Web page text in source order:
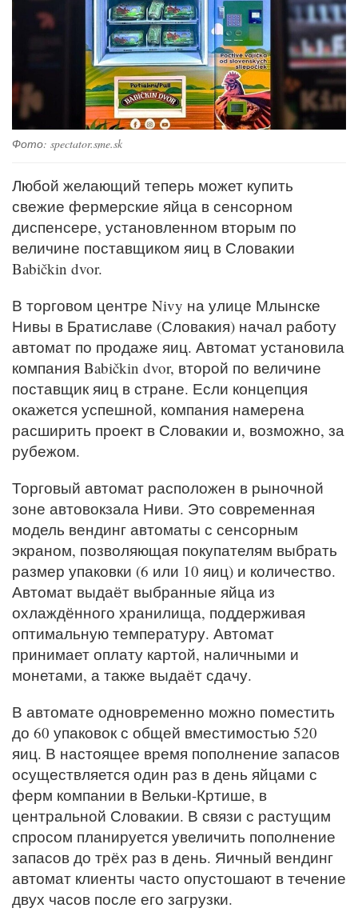
Фото: spectator.sme.sk
Любой желающий теперь может купить
свежие фермерские яйца в сенсорном
диспенсере, установленном вторым по
величине поставщиком яиц в Словакии
Babičkin dvor.
В торговом центре Nivy на улице Млынске
Нивы в Братиславе (Словакия) начал работу
автомат по продаже яиц. Автомат установила
компания Babičkin dvor, второй по величине
поставщик яиц в стране. Если концепция
окажется успешной, компания намерена
расширить проект в Словакии и, возможно, за
рубежом.
Торговый автомат расположен в рыночной
зоне автовокзала Ниви. Это современная
модель вендинг автоматы с сенсорным
экраном, позволяющая покупателям выбрать
размер упаковки (6 или 10 яиц) и количество.
Автомат выдаёт выбранные яйца из
охлаждённого хранилища, поддерживая
оптимальную температуру. Автомат
принимает оплату картой, наличными и
монетами, а также выдаёт сдачу.
В автомате одновременно можно поместить
до 60 упаковок с общей вместимостью 520
яиц. В настоящее время пополнение запасов
осуществляется один раз в день яйцами с
ферм компании в Вельки-Кртише, в
центральной Словакии. В связи с растущим
спросом планируется увеличить пополнение
запасов до трёх раз в день. Яичный вендинг
автомат клиенты часто опустошают в течение
двух часов после его загрузки.